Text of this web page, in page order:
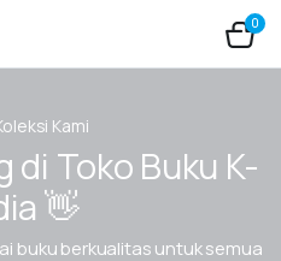
0
Kami
di Toko Buku K-
👋
buku berkualitas untuk semua